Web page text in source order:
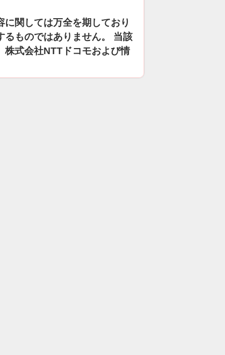
関しては万全を期しており
るものではありません。 当該
株式会社NTTドコモおよび情